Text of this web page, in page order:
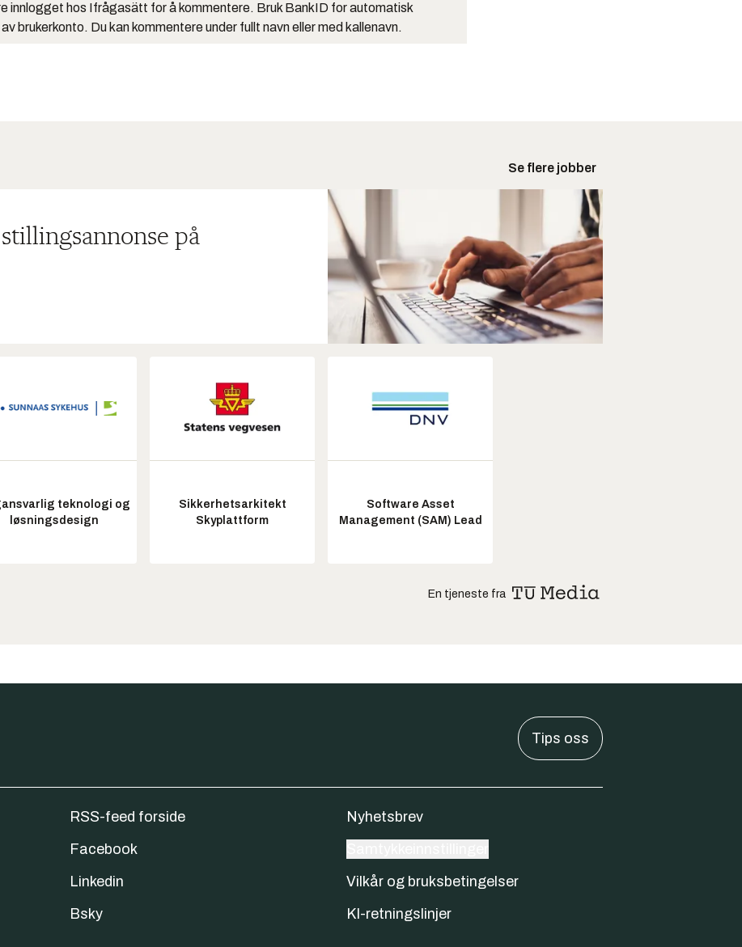
innlogget hos Ifrågasätt for å kommentere. Bruk BankID for automatisk
brukerkonto. Du kan kommentere under fullt navn eller med kallenavn.
Se flere jobber
på
teknologi og
løsningsdesign
Sikkerhetsarkitekt
Skyplattform
Software Asset
Management (SAM) Lead
En tjeneste fra
Tips oss
RSS-feed forside
Facebook
Linkedin
Bsky
Nyhetsbrev
Vilkår og bruksbetingelser
KI-retningslinjer